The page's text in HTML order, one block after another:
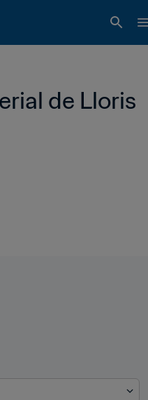
de Lloris